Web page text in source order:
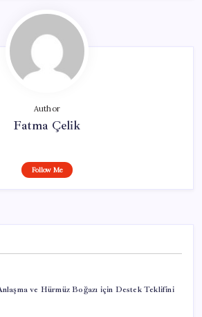
Author
Fatma Çelik
Follow Me
ve Hürmüz Boğazı için Destek Teklifini